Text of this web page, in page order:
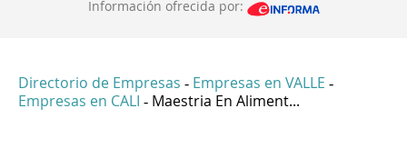
Información ofrecida por:
Directorio de Empresas - Empresas en VALLE -
Empresas en CALI - Maestria En Aliment...